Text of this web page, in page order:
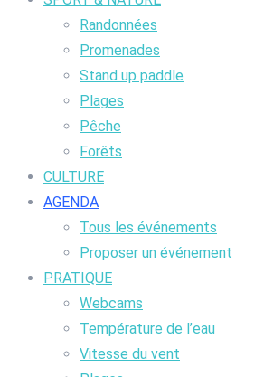
Randonnées
Promenades
Stand up paddle
Plages
Pêche
Forêts
CULTURE
AGENDA
Tous les événements
Proposer un événement
PRATIQUE
Webcams
Température de l’eau
Vitesse du vent